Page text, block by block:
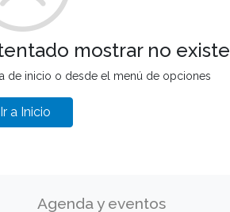
mostrar no existe
de inicio o desde el menú de opciones
Ir a Inicio
Agenda y eventos